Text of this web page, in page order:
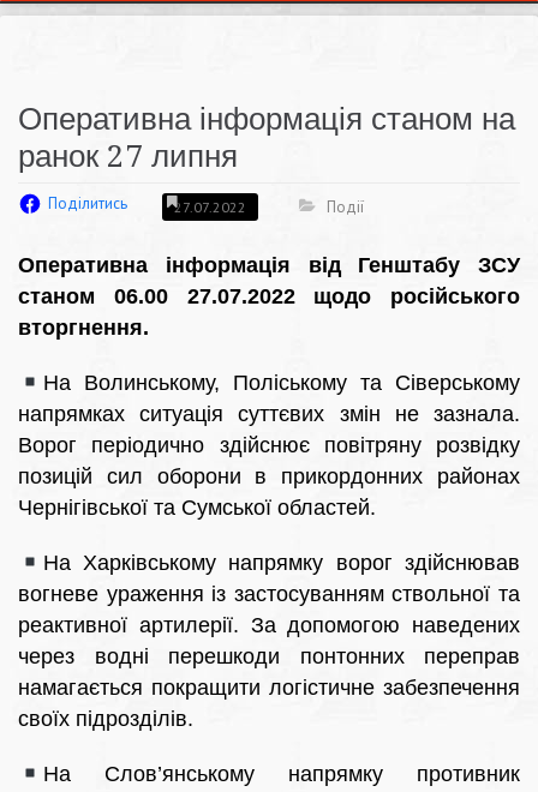
Оперативна інформація станом на
ранок 27 липня
Поділитись 27.07.2022 Події
Оперативна інформація від Генштабу ЗСУ
станом 06.00 27.07.2022 щодо російського
вторгнення.
На Волинському, Поліському та Сіверському
напрямках ситуація суттєвих змін не зазнала.
Ворог періодично здійснює повітряну розвідку
позицій сил оборони в прикордонних районах
Чернігівської та Сумської областей.
На Харківському напрямку ворог здійснював
вогневе ураження із застосуванням ствольної та
реактивної артилерії. За допомогою наведених
через водні перешкоди понтонних переправ
намагається покращити логістичне забезпечення
своїх підрозділів.
На Слов’янському напрямку противник